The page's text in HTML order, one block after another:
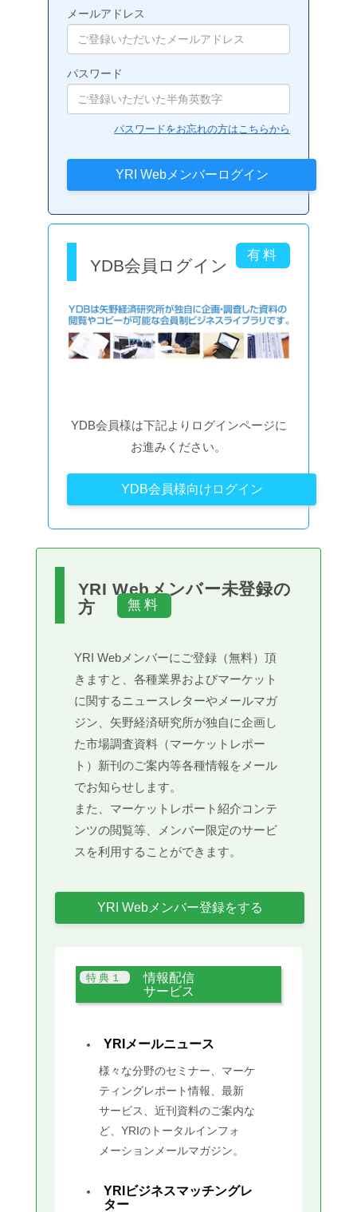
メールアドレス
パスワード
パスワードをお忘れの方はこちらから
YDB会員ログイン
YDB会員様は下記よりログインページに
お進みください。
YDB会員様向けログイン
YRI Webメンバー未登録の
方
YRI Webメンバーにご登録（無料）頂
きますと、各種業界およびマーケット
に関するニュースレターやメールマガ
ジン、矢野経済研究所が独自に企画し
た市場調査資料（マーケットレポー
ト）新刊のご案内等各種情報をメール
でお知らせします。
また、マーケットレポート紹介コンテ
ンツの閲覧等、メンバー限定のサービ
スを利用することができます。
YRI Webメンバー登録をする
情報配信
サービス
YRIメールニュース
様々な分野のセミナー、マーケ
ティングレポート情報、最新
サービス、近刊資料のご案内な
ど、YRIのトータルインフォ
メーションメールマガジン。
YRIビジネスマッチングレ
ター